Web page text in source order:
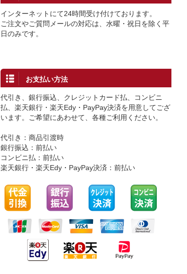
インターネットにて24時間受け付けております。
ご注文やご質問メールの対応は、水曜・祝日を除く平
日のみです。
お支払い方法
代引き、銀行振込、クレジットカード払、コンビニ
払、楽天銀行・楽天Edy・PayPay決済を用意してござ
います。ご希望にあわせて、各種ご利用ください。
代引き：商品引渡時
銀行振込：前払い
コンビニ払：前払い
楽天銀行・楽天Edy・PayPay決済：前払い